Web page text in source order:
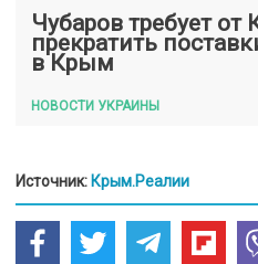
Чубаров требует от
прекратить
в Крым
НОВОСТИ УКРАИНЫ
Источник: Крым.Реалии